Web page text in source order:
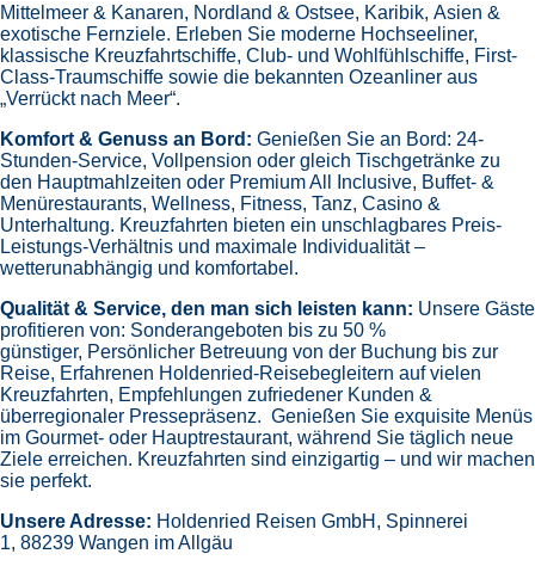
Mittelmeer & Kanaren, Nordland & Ostsee, Karibik, Asien &
exotische Fernziele. Erleben Sie moderne Hochseeliner,
klassische Kreuzfahrtschiffe, Club- und Wohlfühlschiffe, First-
Class-Traumschiffe sowie die bekannten Ozeanliner aus
„Verrückt nach Meer“.
Komfort & Genuss an Bord: Genießen Sie an Bord: 24-
Stunden-Service, Vollpension oder gleich Tischgetränke zu
den Hauptmahlzeiten oder Premium All Inclusive, Buffet- &
Menürestaurants, Wellness, Fitness, Tanz, Casino &
Unterhaltung. Kreuzfahrten bieten ein unschlagbares Preis-
Leistungs-Verhältnis und maximale Individualität –
wetterunabhängig und komfortabel.
Qualität & Service, den man sich leisten kann: Unsere Gäste
profitieren von: Sonderangeboten bis zu 50 %
günstiger, Persönlicher Betreuung von der Buchung bis zur
Reise, Erfahrenen Holdenried-Reisebegleitern auf vielen
Kreuzfahrten, Empfehlungen zufriedener Kunden &
überregionaler Pressepräsenz. Genießen Sie exquisite Menüs
im Gourmet- oder Hauptrestaurant, während Sie täglich neue
Ziele erreichen. Kreuzfahrten sind einzigartig – und wir machen
sie perfekt.
Unsere Adresse: Holdenried Reisen GmbH, Spinnerei
1, 88239 Wangen im Allgäu